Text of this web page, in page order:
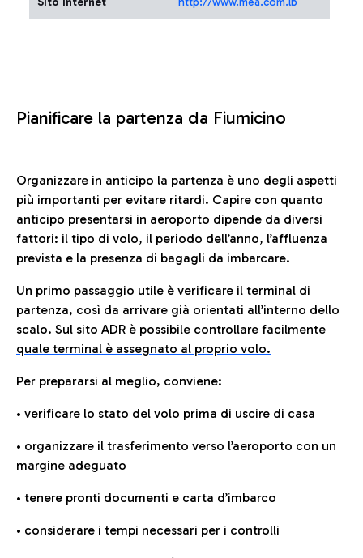
Pianificare la partenza da Fiumicino
Organizzare in anticipo la partenza è uno degli aspetti
più importanti per evitare ritardi. Capire con quanto
anticipo presentarsi in aeroporto dipende da diversi
fattori: il tipo di volo, il periodo dell’anno, l’affluenza
prevista e la presenza di bagagli da imbarcare.
Un primo passaggio utile è verificare il terminal di
partenza, così da arrivare già orientati all’interno dello
scalo. Sul sito ADR è possibile controllare facilmente
quale terminal è assegnato al proprio volo.
Per prepararsi al meglio, conviene:
• verificare lo stato del volo prima di uscire di casa
• organizzare il trasferimento verso l’aeroporto con un
margine adeguato
• tenere pronti documenti e carta d’imbarco
• considerare i tempi necessari per i controlli